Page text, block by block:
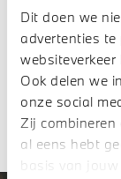
Dit doen we
advertenties
Ook delen we
onze social
Zij combineren
al eens hebt
basis van jouw
Standaard
1.700 Liter
Standaard